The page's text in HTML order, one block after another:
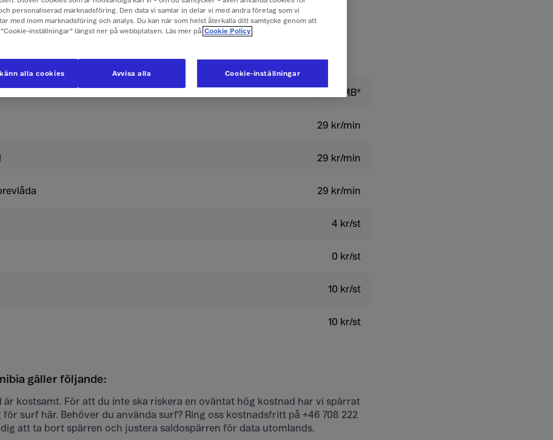
i Namibia
moms.
159,20 kr/MB*
29 kr/min
29 kr/min
29 kr/min
4 kr/st
0 kr/st
10 kr/st
10 kr/st
gäller följande:
är kostsamt. För att du inte ska riskera en oväntat hög kostnad har vi spärrat
surf här. Behöver du använda surf? Ring oss kostnadsfritt på +46 708 222
dig att ta bort spärren och justera saldospärren för data utomlands.
personaliserad marknadsföring. Den data vi samlar in delar vi med andra företag som vi
med inom marknadsföring och analys. Du kan när som helst återkalla ditt samtycke genom att
”Cookie-inställningar” längst ner på webbplatsen. Läs mer på Cookie Policy
Cookie-inställningar
Avvisa alla
alla cookies